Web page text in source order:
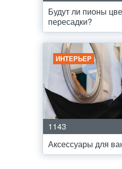
Будут ли пионы
пересадки?
ИНТЕРЬЕР
1143
Аксессуары для